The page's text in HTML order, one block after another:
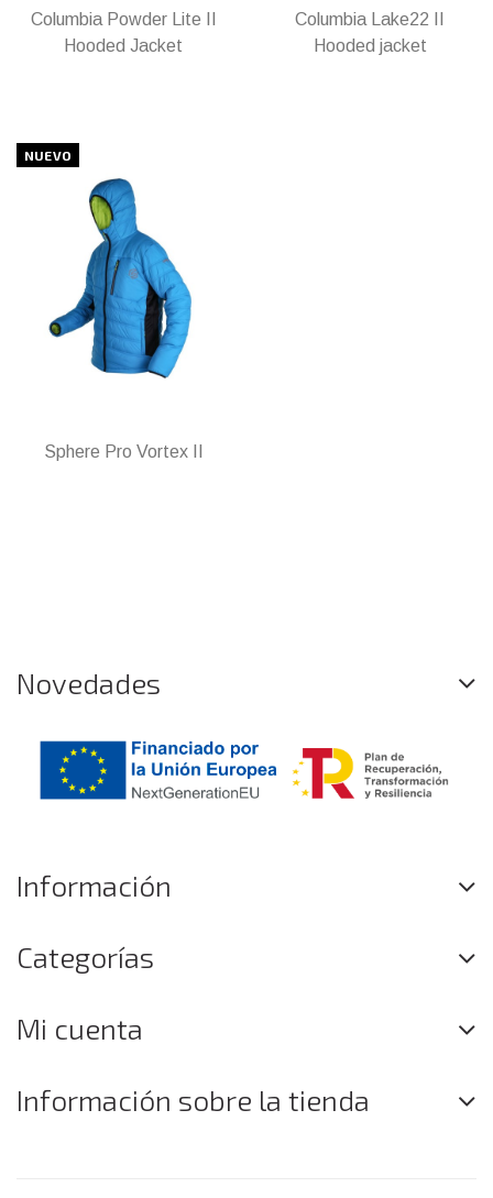
Columbia Powder Lite II
Hooded Jacket
Columbia Lake22 II
Hooded jacket
NUEVO
Sphere Pro Vortex II
Novedades
Información
Categorías
Mi cuenta
Información sobre la tienda